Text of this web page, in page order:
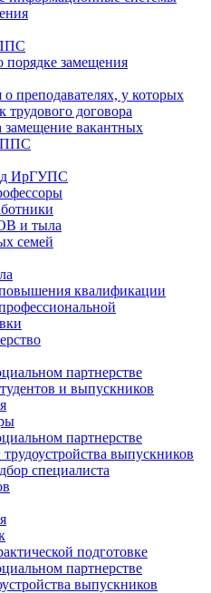
порядке замещения
преподавателях, у которых
трудового договора
вакантных
ППС
ИрГУПС
и тыла
семей
квалификации
партнерстве
и выпускников
партнерстве
выпускников
специалиста
подготовке
партнерстве
выпускников